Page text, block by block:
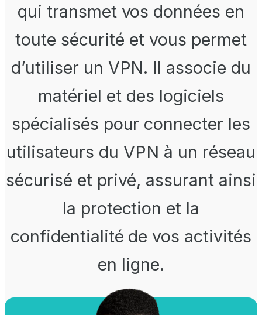
qui transmet vos données en
toute sécurité et vous permet
d’utiliser un VPN. Il associe du
matériel et des logiciels
spécialisés pour connecter les
utilisateurs du VPN à un réseau
sécurisé et privé, assurant ainsi
la protection et la
confidentialité de vos activités
en ligne.